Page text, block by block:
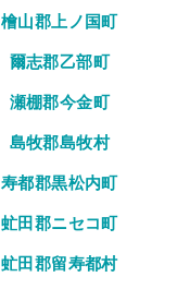
檜山郡上ノ国町
爾志郡乙部町
瀬棚郡今金町
島牧郡島牧村
寿都郡黒松内町
虻田郡ニセコ町
虻田郡留寿都村